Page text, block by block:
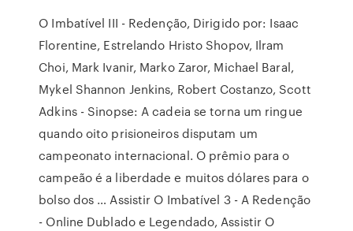
O Imbatível III - Redenção, Dirigido por: Isaac
Florentine, Estrelando Hristo Shopov, Ilram
Choi, Mark Ivanir, Marko Zaror, Michael Baral,
Mykel Shannon Jenkins, Robert Costanzo, Scott
Adkins - Sinopse: A cadeia se torna um ringue
quando oito prisioneiros disputam um
campeonato internacional. O prêmio para o
campeão é a liberdade e muitos dólares para o
bolso dos … Assistir O Imbatível 3 - A Redenção
- Online Dublado e Legendado, Assistir O